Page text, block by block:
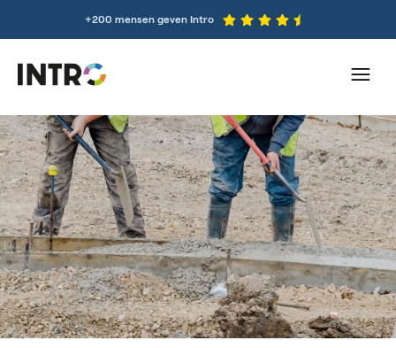
+200 mensen geven Intro